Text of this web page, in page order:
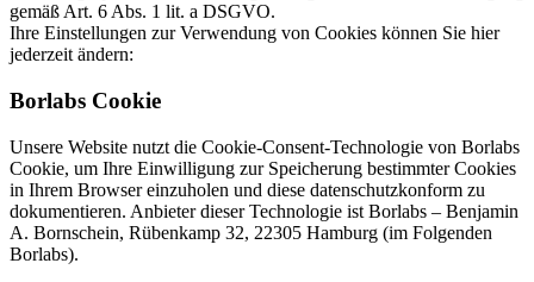
gemäß Art. 6 Abs. 1 lit. a DSGVO.
Ihre Einstellungen zur Verwendung von Cookies können Sie hier
jederzeit ändern:
Borlabs Cookie
Unsere Website nutzt die Cookie-Consent-Technologie von Borlabs
Cookie, um Ihre Einwilligung zur Speicherung bestimmter Cookies
in Ihrem Browser einzuholen und diese datenschutzkonform zu
dokumentieren. Anbieter dieser Technologie ist Borlabs – Benjamin
A. Bornschein, Rübenkamp 32, 22305 Hamburg (im Folgenden
Borlabs).